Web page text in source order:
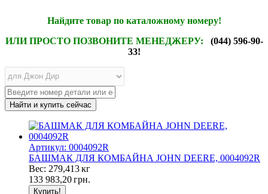
Найдите товар по каталожному номеру!
ИЛИ ПРОСТО ПОЗВОНИТЕ МЕНЕДЖЕРУ: (044) 596-90-
33!
Артикул: 0004092R
БАШМАК ДЛЯ КОМБАЙНА JOHN DEERE, 0004092R
Вес: 279,413 кг
133 983,20грн.